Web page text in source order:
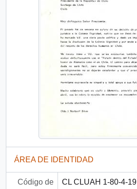
ÁREA DE IDENTIDAD
Código de
CL CLUAH 1-80-4-19